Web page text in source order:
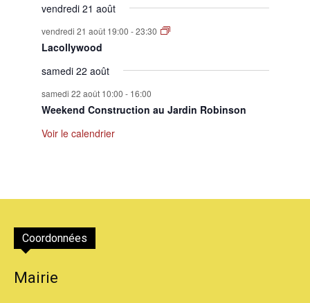
vendredi 21 août
vendredi 21 août 19:00 -23:30
Lacollywood
samedi 22 août
samedi 22 août 10:00 - 16:00
Weekend Construction au Jardin Robinson
Voir le calendrier
Coordonnées
Mairie